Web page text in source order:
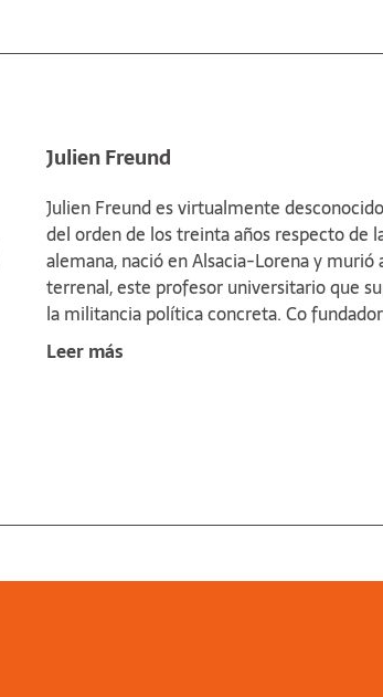
posiciones.
Julien Freund
Julien Freund es virtualmente
del orden de los treinta años respecto de
alemana, nació en Alsacia-Lorena y
terrenal, este profesor universitario que
la militancia política concreta. Co
estudios a la ciencia de la política y,
Leer más